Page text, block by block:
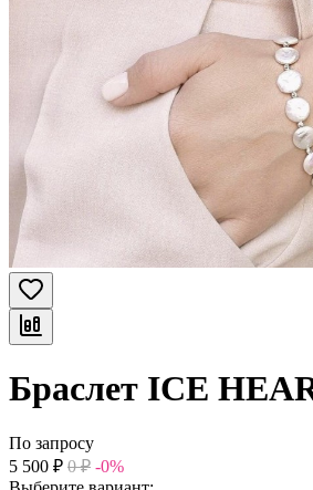
Браслет ICE
По запросу
5 500 ₽ 0 ₽ -0%